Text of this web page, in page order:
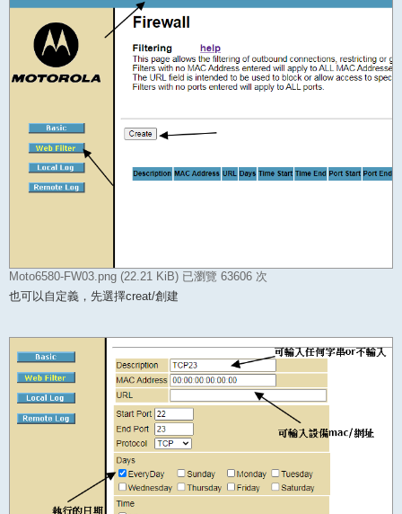
Moto6580-FW03.png (22.21 KiB) 已瀏覽 63606 次
也可以自定義，先選擇creat/創建